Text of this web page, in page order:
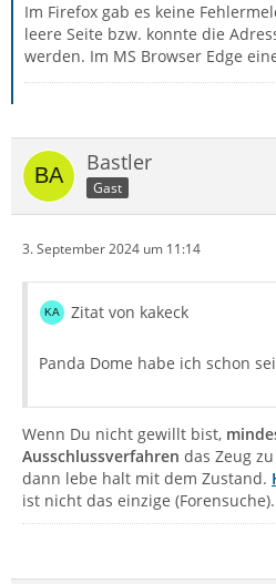
Im Firefox gab es keine
leere Seite bzw. konnte die
werden. Im MS Browser Edge
Bastler
Gast
3. September 2024 um 11:14
Zitat von kakeck
Panda Dome habe ich schon
Wenn Du nicht gewillt bist,
Ausschlussverfahren das Zeug
dann lebe halt mit dem Zustand.
ist nicht das einzige (Forensuche).